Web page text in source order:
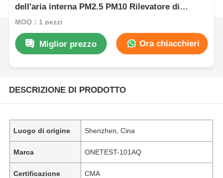
dell'aria interna PM2.5 PM10 Rilevatore di
comfort termico
MOQ：1 pezzi
Miglior prezzo Ora chiacchieri
DESCRIZIONE DI PRODOTTO
Luogo di origine Shenzhen, Cina
Marca ONETEST-101AQ
Certificazione CMA